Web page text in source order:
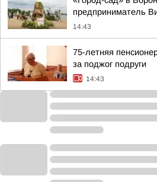
предприниматель
14:43
75-летняя
за поджог подруги
14:43